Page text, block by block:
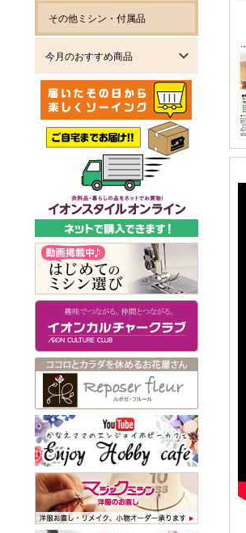
その他ミシン・付属品
今月のおすすめ商品